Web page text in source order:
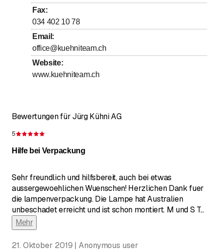
Freitag
Samstag
Sonntag
Fax:
034 402 10 78
Email :
office@kuehniteam.ch
Website:
www.kuehniteam.ch
Bewertungen für Jürg Kühni AG
5
Hilfe bei Verpackung
Sehr freundlich und hilfsbereit, auch bei etwas
aussergewoehlichen Wuenschen! Herzlichen Dank fuer
die lampenverpackung. Die Lampe hat Australien
unbeschadet erreicht und ist schon montiert. M und S T...
Mehr
21. Oktober 2019 | Anonymous user